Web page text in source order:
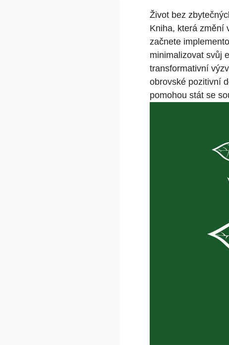
Život bez
Kniha, která změní
začnete
minimalizovat svůj
transformativní
obrovské pozitivní
pomohou stát se